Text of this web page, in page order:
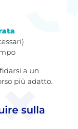
a un
più adatto.
sulla